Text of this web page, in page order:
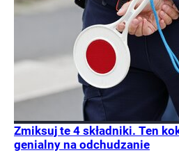
Zmiksuj te 4 składniki. Ten
genialny na odchudzanie